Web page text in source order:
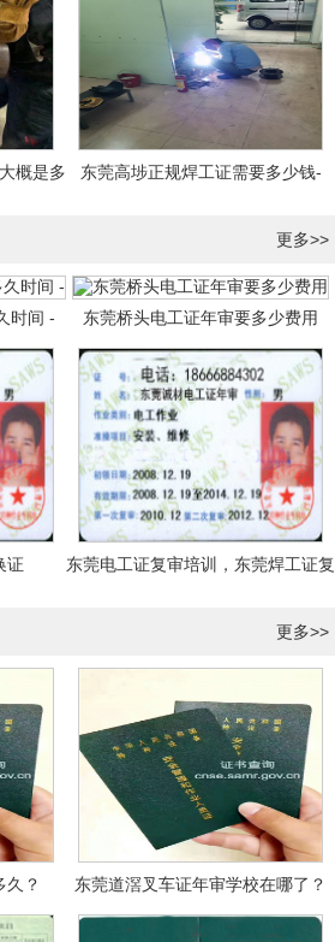
概是多
东莞高埗正规焊工证需要多少钱-
更多>>
时间 - 东莞桥头电工证年审要多少费用
证
东莞电工证复审培训，东莞焊工证复
更多>>
久？ 东莞道滘叉车证年审学校在哪了？